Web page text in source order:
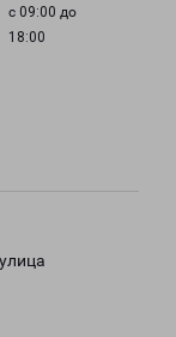
с 09:00 до
18:00